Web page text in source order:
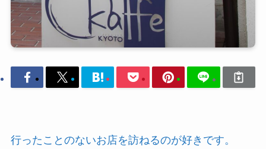
行ったことのないお店を訪ねるのが好きです。